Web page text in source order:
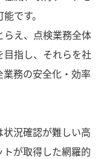
です。
え、点検業務全体
指し、それらを社
務の安全化・効率
況確認が難しい高
が取得した網羅的